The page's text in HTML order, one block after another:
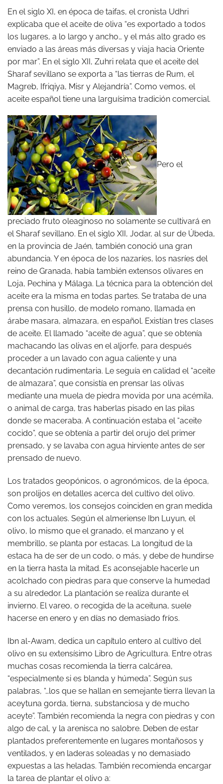
En el siglo XI, en época de taifas, el cronista Udhri
explicaba que el aceite de oliva “es exportado a todos
los lugares, a lo largo y ancho… y el más alto grado es
enviado a las áreas más diversas y viaja hacia Oriente
por mar”. En el siglo XII, Zuhri relata que el aceite del
Sharaf sevillano se exporta a “las tierras de Rum, el
Magreb, Ifriqiya, Misr y Alejandría”. Como vemos, el
aceite español tiene una larguísima tradición comercial.
Pero el
preciado fruto oleaginoso no solamente se cultivará en
el Sharaf sevillano. En el siglo XII, Jodar, al sur de Úbeda,
en la provincia de Jaén, también conoció una gran
abundancia. Y en época de los nazaríes, los nasríes del
reino de Granada, había también extensos olivares en
Loja, Pechina y Málaga. La técnica para la obtención del
aceite era la misma en todas partes. Se trataba de una
prensa con husillo, de modelo romano, llamada en
árabe masara, almazara, en español. Existían tres clases
de aceite. El llamado “aceite de agua”, que se obtenía
machacando las olivas en el aljorfe, para después
proceder a un lavado con agua caliente y una
decantación rudimentaria. Le seguía en calidad el “aceite
de almazara”, que consistía en prensar las olivas
mediante una muela de piedra movida por una acémila,
o animal de carga, tras haberlas pisado en las pilas
donde se maceraba. A continuación estaba el “aceite
cocido”, que se obtenía a partir del orujo del primer
prensado, y se lavaba con agua hirviente antes de ser
prensado de nuevo.
Los tratados geopónicos, o agronómicos, de la época,
son prolijos en detalles acerca del cultivo del olivo.
Como veremos, los consejos coinciden en gran medida
con los actuales. Según el almeriense Ibn Luyun, el
olivo, lo mismo que el granado, el manzano y el
membrillo, se planta por estacas. La longitud de la
estaca ha de ser de un codo, o más, y debe de hundirse
en la tierra hasta la mitad. Es aconsejable hacerle un
acolchado con piedras para que conserve la humedad
a su alrededor. La plantación se realiza durante el
invierno. El vareo, o recogida de la aceituna, suele
hacerse en enero y en días no demasiado fríos.
Ibn al-Awam, dedica un capítulo entero al cultivo del
olivo en su extensísimo Libro de Agricultura. Entre otras
muchas cosas recomienda la tierra calcárea,
“especialmente si es blanda y húmeda”. Según sus
palabras, “…los que se hallan en semejante tierra llevan la
aceytuna gorda, tierna, substanciosa y de mucho
aceyte”. También recomienda la negra con piedras y con
algo de cal, y la arenisca no salobre. Deben de estar
plantados preferentemente en lugares montañosos y
ventilados, y en laderas soleadas y no demasiado
expuestas a las heladas. También recomienda encargar
la tarea de plantar el olivo a: